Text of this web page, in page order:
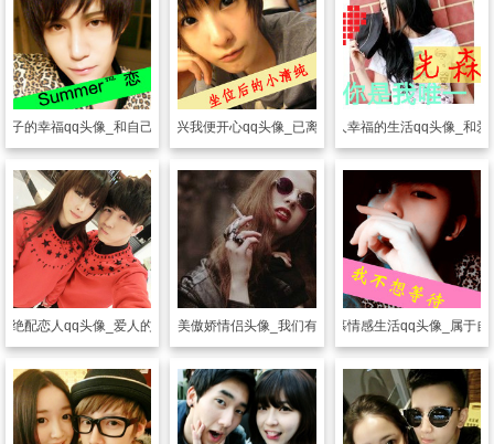
子的幸福qq头像_和自己心爱的人生活
情侣头像你高兴我便开心qq头像_已离不开你的生活
情侣头像 恋人幸福的生活qq头像_和
绝配恋人qq头像_爱人的幸福生活
情侣头像 欧美傲娇情侣头像_我们有趣的小生活
情侣头像 羡慕情感生活qq头像_属于